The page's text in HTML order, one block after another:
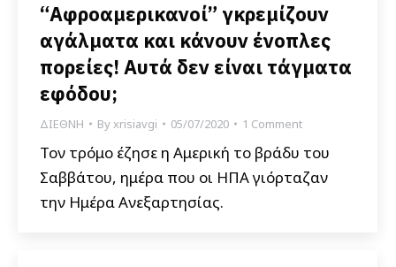
“Αφροαμερικανοί” γκρεμίζουν
αγάλματα και κάνουν ένοπλες
πορείες! Αυτά δεν είναι τάγματα
εφόδου;
ΔΙΕΘΝΗ Byxrisiavgi 05/07/2020 1 Comment
Τον τρόμο έζησε η Αμερική το βράδυ του
Σαββάτου, ημέρα που οι ΗΠΑ γιόρταζαν
την Ημέρα Ανεξαρτησίας.